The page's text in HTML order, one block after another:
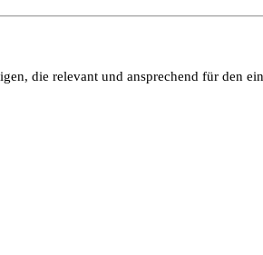
die relevant und ansprechend für den